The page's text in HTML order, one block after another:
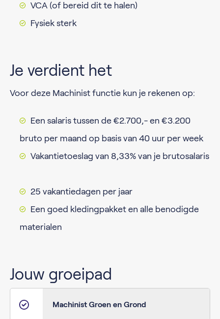
VCA (of bereid dit te halen)
Fysiek sterk
Je verdient het
Voor deze Machinist functie kun je rekenen op:
Een salaris tussen de €2.700,- en €3.200
bruto per maand op basis van 40 uur per week
Vakantietoeslag van 8,33% van je brutosalaris
25 vakantiedagen per jaar
Een goed kledingpakket en alle benodigde
materialen
Jouw groeipad
Machinist Groen en Grond